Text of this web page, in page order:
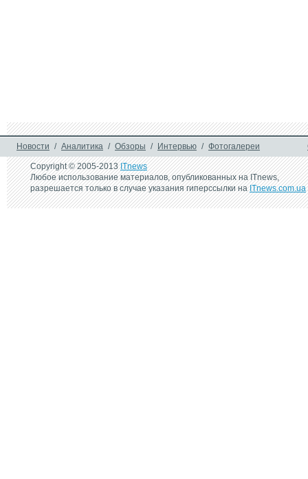
Новости / Аналитика / Обзоры / Интервью / Фотогалереи
Copyright © 2005-2013ITnews
Любое использование материалов, опубликованных на ITnews,
разрешается только в случае указания гиперссылки наITnews.com.ua